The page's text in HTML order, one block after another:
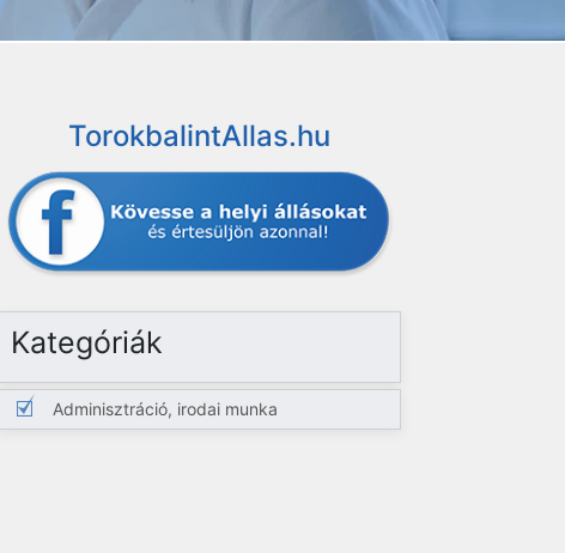
TorokbalintAllas.hu
Kategóriák
Adminisztráció, irodai munka